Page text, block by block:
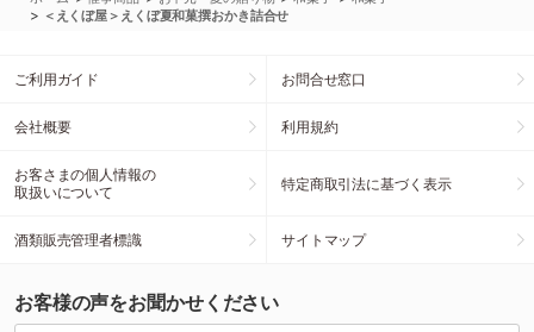
> ＜えくぼ屋＞えくぼ夏和菓撰おかき詰合せ
ご利用ガイド お問合せ窓口
会社概要 利用規約
お客さまの個人情報の
取扱いについて
特定商取引法に基づく表示
酒類販売管理者標識 サイトマップ
お客様の声をお聞かせください